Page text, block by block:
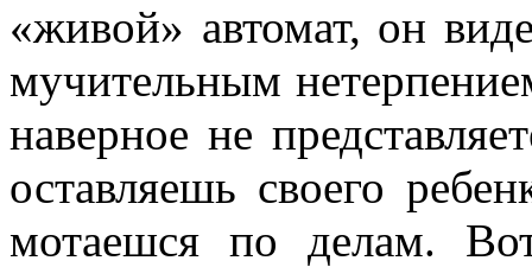
«живой» автомат, он
мучительным
наверное не
оставляешь своего
мотаешся по делам.